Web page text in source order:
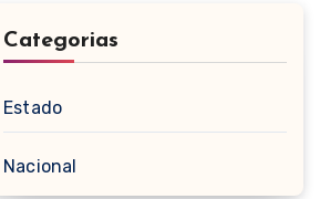
Categorias
Estado
Nacional